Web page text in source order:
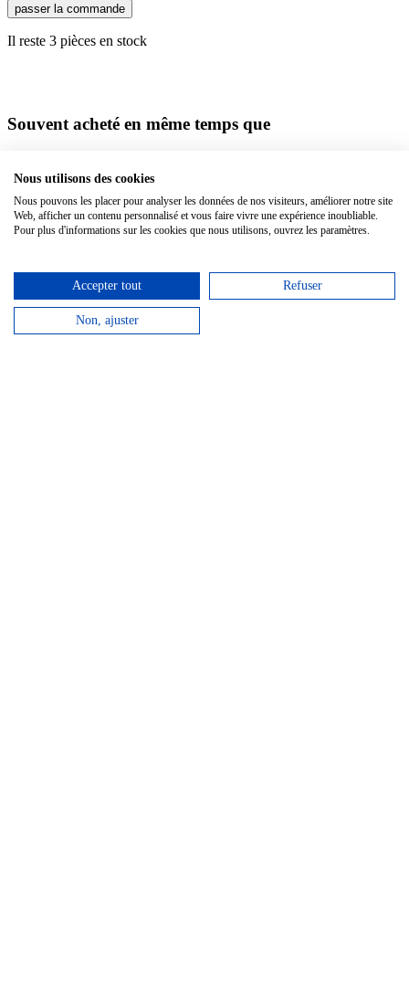
passer la commande
Il reste 3 pièces en stock
Souvent acheté en même temps que
Pin Star
Pin Steinbock Silber
Pin Steinbock Gold
Nous utilisons des cookies
Nous pouvons les placer pour analyser les données de nos visiteurs, améliorer notre site
Web, afficher un contenu personnalisé et vous faire vivre une expérience inoubliable.
Pour plus d'informations sur les cookies que nous utilisons, ouvrez les paramètres.
Accepter tout Refuser
Non, ajuster